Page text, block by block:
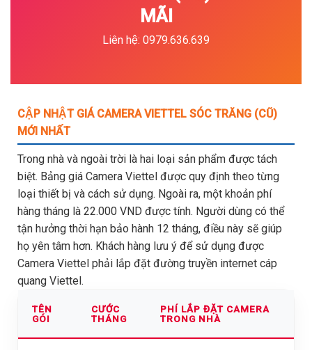
MÃI
Liên hệ: 0979.636.639
CẬP NHẬT GIÁ CAMERA VIETTEL SÓC TRĂNG (CŨ)
MỚI NHẤT
Trong nhà và ngoài trời là hai loại sản phẩm được tách
biệt. Bảng giá Camera Viettel được quy định theo từng
loại thiết bị và cách sử dụng. Ngoài ra, một khoản phí
hàng tháng là 22.000 VND được tính. Người dùng có thể
tận hưởng thời hạn bảo hành 12 tháng, điều này sẽ giúp
họ yên tâm hơn. Khách hàng lưu ý để sử dụng được
Camera Viettel phải lắp đặt đường truyền internet cáp
quang Viettel.
TÊN
GÓI
CƯỚC
THÁNG
PHÍ LẮP ĐẶT CAMERA
TRONG NHÀ